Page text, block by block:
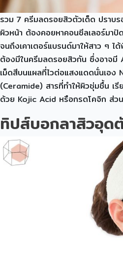
รวม 7 ครีมลดรอยสิวตัวเด็ด ปราบ
ผิวหน้า ต้องคอยหาคอนซีลเลอร์มา
จนถึงเคาเตอร์แบรนด์มาให้สาว ๆ
ต้องมีในครีมลดรอยสิวกัน ซึ่งอาจมี
เม็ดสีบนแผลที่ไวต่อแสงแดดนั่นเอง
(Ceramide) สารที่ทำให้ผิวชุ่มชื้น เ
ด้วย Kojic Acid หรือกรดโคจิก ส่
ทิปส์บอกลาสิวอุด